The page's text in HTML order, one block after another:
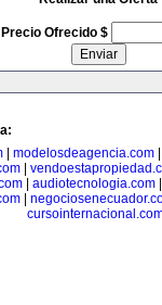
Precio Ofrecido $
| modelosdeagencia.com
|
| audiotecnologia.com
|